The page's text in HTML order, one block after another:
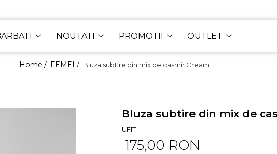
NOUTATI PROMOTII OUTLET
Home / FEMEI / Bluza subtire din mix de casmir Cream
Bluza subtire din mix de
UFIT
175,00 RON